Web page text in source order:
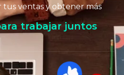
ventas y obtener más
trabajar juntos